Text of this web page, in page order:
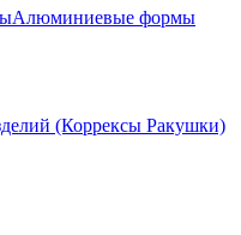
Алюминиевые формы
(Коррексы Ракушки)